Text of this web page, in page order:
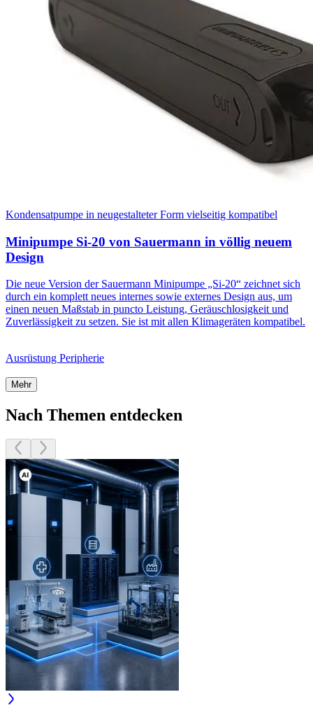
Kondensatpumpe in neugestalteter Form vielseitig kompatibel
Minipumpe Si-20 von Sauermann in völlig neuem
Design
Die neue Version der Sauermann Minipumpe „Si-20“ zeichnet sich
durch ein komplett neues internes sowie externes Design aus, um
einen neuen Maßstab in puncto Leistung, Geräuschlosigkeit und
Zuverlässigkeit zu setzen. Sie ist mit allen Klimageräten kompatibel.
Ausrüstung Peripherie
Mehr
Nach Themen entdecken